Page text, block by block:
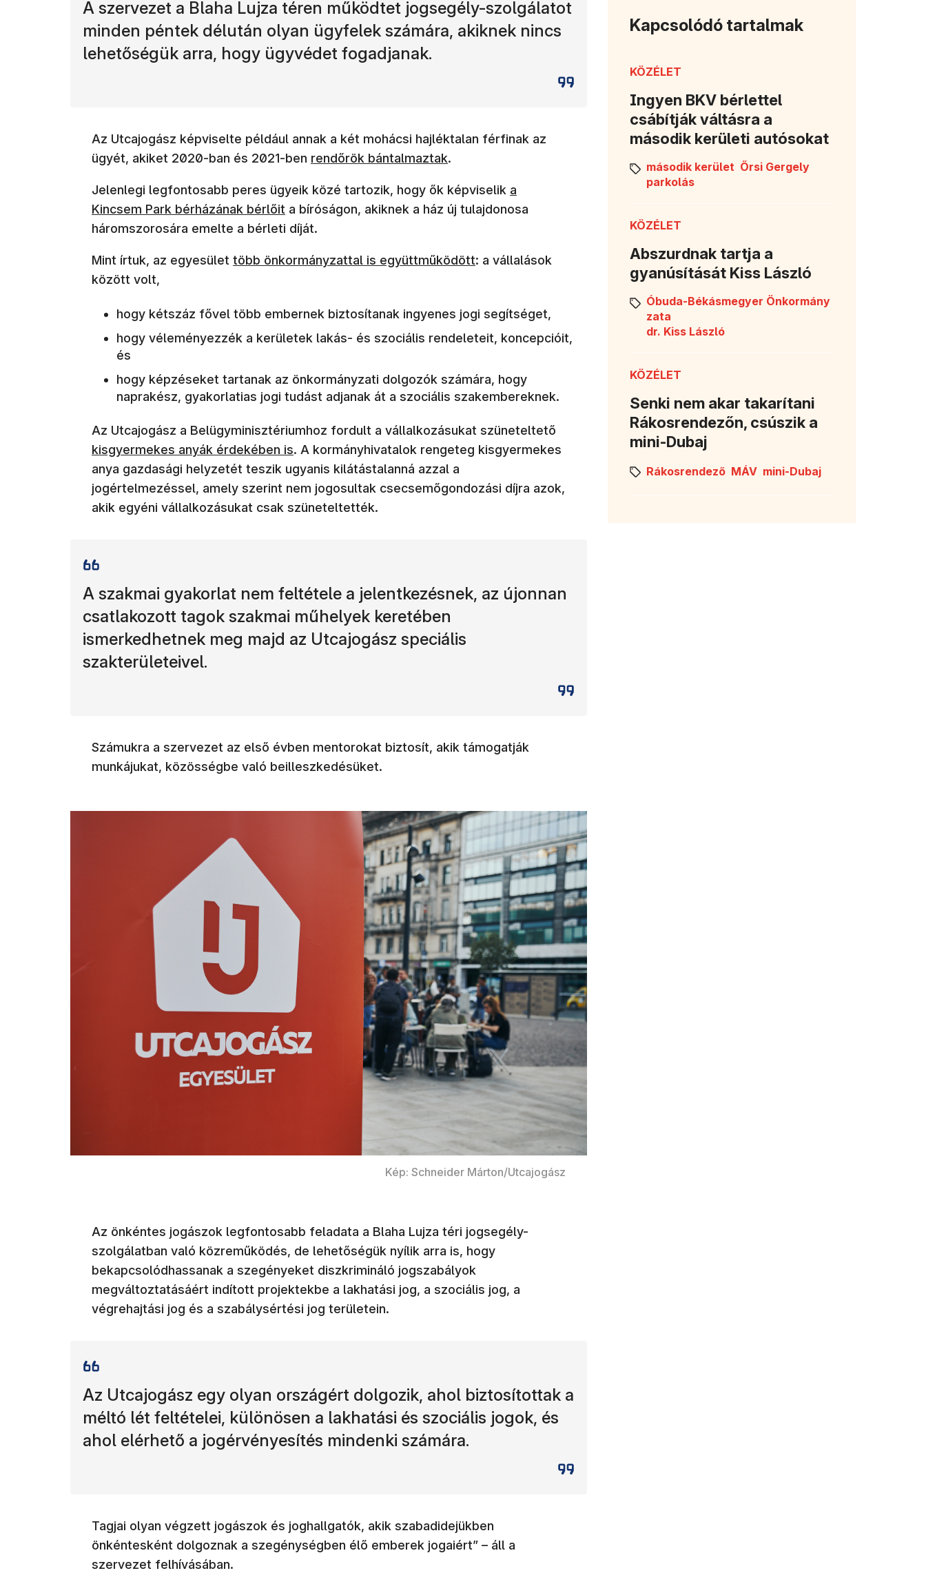
A szervezet a Blaha Lujza téren működtet jogsegély-szolgálatot
minden péntek délután olyan ügyfelek számára, akiknek nincs
lehetőségük arra, hogy ügyvédet fogadjanak.
Az Utcajogász képviselte például annak a két mohácsi hajléktalan férfinak az
ügyét, akiket 2020-ban és 2021-ben (új ablakban nyílik meg)
rendőrök bántalmaztak.
Jelenlegi legfontosabb peres ügyeik közé tartozik, hogy ők képviselik (új ablakban nyílik meg)
a
Kincsem Park bérházának bérlőit a bíróságon, akiknek a ház új tulajdonosa
háromszorosára emelte a bérleti díját.
Mint írtuk, az egyesület (új ablakban nyílik meg)
több önkormányzattal is együttműködött: a vállalások
között volt,
hogy kétszáz fővel több embernek biztosítanak ingyenes jogi segítséget,
hogy véleményezzék a kerületek lakás- és szociális rendeleteit, koncepcióit,
és
hogy képzéseket tartanak az önkormányzati dolgozók számára, hogy
naprakész, gyakorlatias jogi tudást adjanak át a szociális szakembereknek.
Az Utcajogász a Belügyminisztériumhoz fordult a vállalkozásukat szüneteltető (új ablakban nyílik meg)
kisgyermekes anyák érdekében is. A kormányhivatalok rengeteg kisgyermekes
anya gazdasági helyzetét teszik ugyanis kilátástalanná azzal a
jogértelmezéssel, amely szerint nem jogosultak csecsemőgondozási díjra azok,
akik egyéni vállalkozásukat csak szüneteltették.
A szakmai gyakorlat nem feltétele a jelentkezésnek, az újonnan
csatlakozott tagok szakmai műhelyek keretében
ismerkedhetnek meg majd az Utcajogász speciális
szakterületeivel.
Számukra a szervezet az első évben mentorokat biztosít, akik támogatják
munkájukat, közösségbe való beilleszkedésüket.
Kép: Schneider Márton/Utcajogász
Az önkéntes jogászok legfontosabb feladata a Blaha Lujza téri jogsegély-
szolgálatban való közreműködés, de lehetőségük nyílik arra is, hogy
bekapcsolódhassanak a szegényeket diszkrimináló jogszabályok
megváltoztatásáért indított projektekbe a lakhatási jog, a szociális jog, a
végrehajtási jog és a szabálysértési jog területein.
Az Utcajogász egy olyan országért dolgozik, ahol biztosítottak a
méltó lét feltételei, különösen a lakhatási és szociális jogok, és
ahol elérhető a jogérvényesítés mindenki számára.
Tagjai olyan végzett jogászok és joghallgatók, akik szabadidejükben
önkéntesként dolgoznak a szegénységben élő emberek jogaiért” – áll a
szervezet felhívásában.
Kapcsolódó tartalmak
KÖZÉLET
Ingyen BKV bérlettel
csábítják váltásra a
második kerületi autósokat
második kerület Őrsi Gergely
parkolás
KÖZÉLET
Abszurdnak tartja a
gyanúsítását Kiss László
Óbuda-Békásmegyer Önkormány
zata
dr. Kiss László
KÖZÉLET
Senki nem akar takarítani
Rákosrendezőn, csúszik a
mini-Dubaj
Rákosrendező MÁV mini-Dubaj